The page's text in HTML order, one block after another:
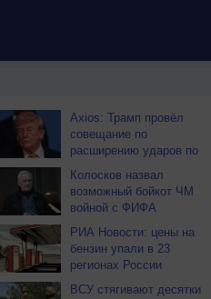
ПАРТНЕРОВ
Axios: Трамп провёл
совещание по
расширению ударов по
Ирану
Колосков назвал
возможный бойкот ЧМ
войной с ФИФА
РИА Новости: цены на
бензин упали в 23
регионах России
ВСУ стягивают десятки